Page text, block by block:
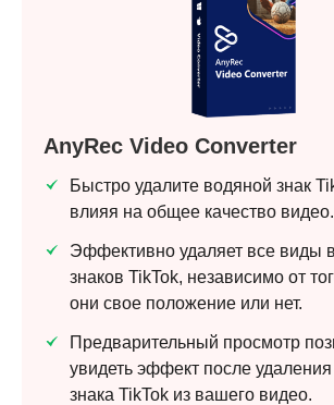
AnyRec Video Converter
Быстро удалите водяной знак
влияя на общее качество видео.
Эффективно удаляет все виды
знаков TikTok, независимо от
они свое положение или нет.
Предварительный просмотр
увидеть эффект после
знака TikTok из вашего видео.